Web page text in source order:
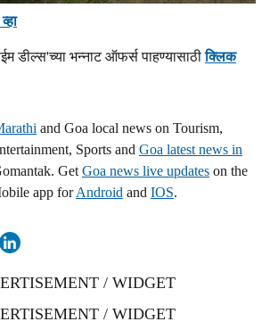
डील्स'च्या भन्नाट ऑफर्स पाहण्यासाठीक्लिक
and Goa local news on Tourism,
Sports and Goa latest news in
Get Goa news live updates on the
app forAndroid and IOS.
/ WIDGET
/ WIDGET